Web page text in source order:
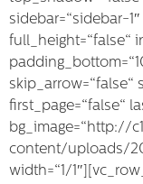
sidebar=“sidebar-
full_height=“false“
skip_arrow=“false“
first_page=“false“
bg_image=“http://
content/uploads/
width=“1/